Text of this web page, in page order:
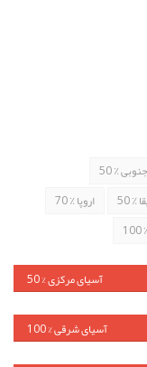
٪ 50
٪ 50 اروپا٪ 70
٪ 100
آسیای مرکزی% 50
آسیای شرقی% 100